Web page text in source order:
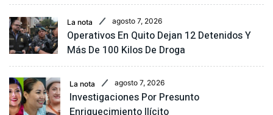
La nota agosto 7, 2026
Operativos En Quito Dejan 12 Detenidos Y
Más De 100 Kilos De Droga
La nota agosto 7, 2026
Investigaciones Por Presunto
Enriquecimiento Ilícito